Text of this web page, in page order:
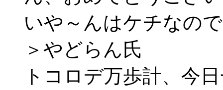
いや～んはケチなの
＞やどらん氏
トコロデ万歩計、今